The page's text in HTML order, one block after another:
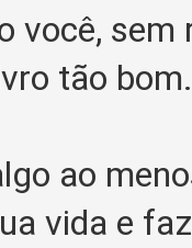
você,
tão
ao
vida e